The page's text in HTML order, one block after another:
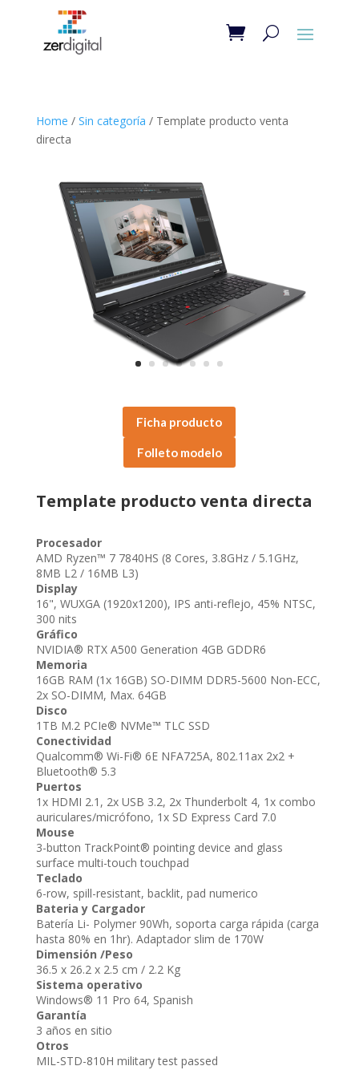
Home / Sin categoría / Template producto venta
directa
Ficha producto
Folleto modelo
Template producto venta directa
Procesador
AMD Ryzen™ 7 7840HS (8 Cores, 3.8GHz / 5.1GHz,
8MB L2 / 16MB L3)
Display
16", WUXGA (1920x1200), IPS anti-reflejo, 45% NTSC,
300 nits
Gráfico
NVIDIA® RTX A500 Generation 4GB GDDR6
Memoria
16GB RAM (1x 16GB) SO-DIMM DDR5-5600 Non-ECC,
2x SO-DIMM, Max. 64GB
Disco
1TB M.2 PCIe® NVMe™ TLC SSD
Conectividad
Qualcomm® Wi-Fi® 6E NFA725A, 802.11ax 2x2 +
Bluetooth® 5.3
Puertos
1x HDMI 2.1, 2x USB 3.2, 2x Thunderbolt 4, 1x combo
auriculares/micrófono, 1x SD Express Card 7.0
Mouse
3-button TrackPoint® pointing device and glass
surface multi-touch touchpad
Teclado
6-row, spill-resistant, backlit, pad numerico
Bateria y Cargador
Batería Li- Polymer 90Wh, soporta carga rápida (carga
hasta 80% en 1hr). Adaptador slim de 170W
Dimensión /Peso
36.5 x 26.2 x 2.5 cm / 2.2 Kg
Sistema operativo
Windows® 11 Pro 64, Spanish
Garantía
3 años en sitio
Otros
MIL-STD-810H military test passed